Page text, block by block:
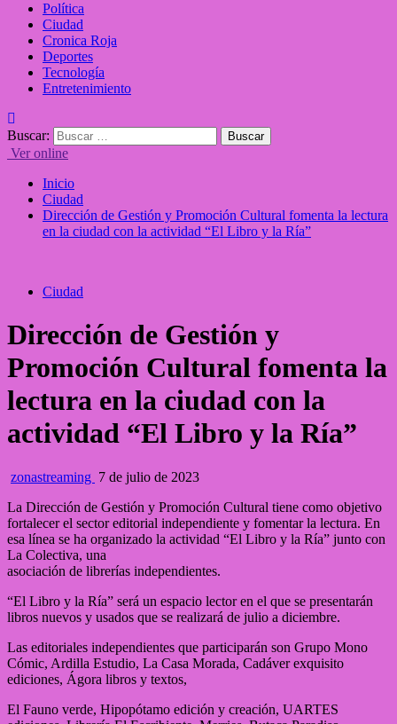
Política
Ciudad
Cronica Roja
Deportes
Tecnología
Entretenimiento
Buscar:
Ver online
Inicio
Ciudad
Dirección de Gestión y Promoción Cultural fomenta la lectura
en la ciudad con la actividad “El Libro y la Ría”
Ciudad
Dirección de Gestión y
Promoción Cultural fomenta la
lectura en la ciudad con la
actividad “El Libro y la Ría”
zonastreaming 7 de julio de 2023
La Dirección de Gestión y Promoción Cultural tiene como objetivo
fortalecer el sector editorial independiente y fomentar la lectura. En
esa línea se ha organizado la actividad “El Libro y la Ría” junto con
La Colectiva, una
asociación de librerías independientes.
“El Libro y la Ría” será un espacio lector en el que se presentarán
libros nuevos y usados que se realizará de julio a diciembre.
Las editoriales independientes que participarán son Grupo Mono
Cómic, Ardilla Estudio, La Casa Morada, Cadáver exquisito
ediciones, Ágora libros y textos,
El Fauno verde, Hipopótamo edición y creación, UARTES